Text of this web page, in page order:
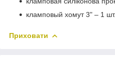
кламповый хомут 3" – 1 шт.
Приховати